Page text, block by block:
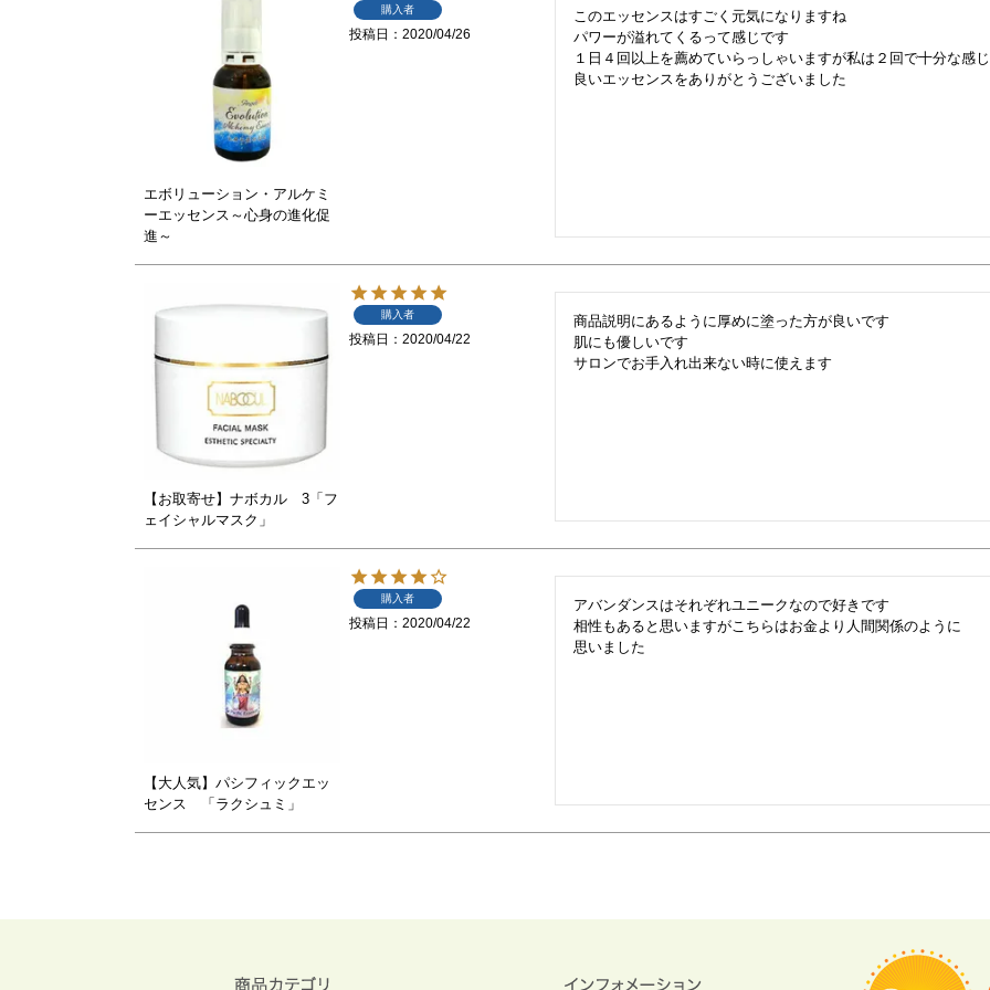
エボリューション・アルケミ
ーエッセンス～心身の進化促
進～
購入者
投稿日 2020/04/26
このエッセンスはすごく元気になりますね
パワーが溢れてくるって感じです
１日４回以上を薦めていらっしゃいますが私は２回で十分な感
良いエッセンスをありがとうございました
【お取寄せ】ナボカル 3「フ
ェイシャルマスク」
購入者
投稿日 2020/04/22
商品説明にあるように厚めに塗った方が良いです
肌にも優しいです
サロンでお手入れ出来ない時に使えます
【大人気】パシフィックエッ
センス 「ラクシュミ」
購入者
投稿日 2020/04/22
アバンダンスはそれぞれユニークなので好きです
相性もあると思いますがこちらはお金より人間関係のように
思いました